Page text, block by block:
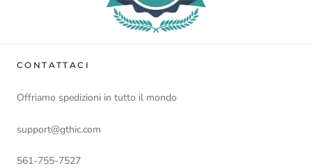
CONTATTACI
Offriamo spedizioni in tutto il mondo
support@gthic.com
561-755-7527